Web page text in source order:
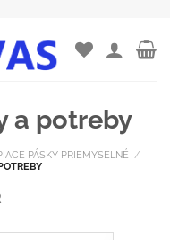
a potreby
PÁSKY PRIEMYSELNÉ /